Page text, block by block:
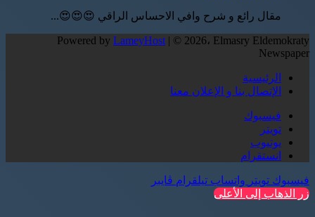
مقال رائع و شرح وافي الاحساس الراقي 😍😍😍...
Powered by LameyHost | © 2026، Elmasry Eldemokraty
Newspaper
الرئيسية
الإتصال بنا و الإعلان معنا
فيسبوك
تويتر
يوتيوب
انستقرام
فيسبوك تويتر واتساب تيلقرام ڤايبر
زر الذهاب إلى الأعلى